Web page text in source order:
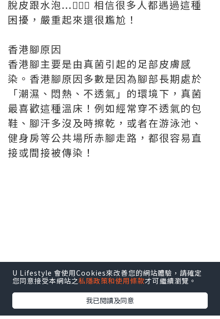
脫皮跟水泡...🤦🏻‍♀️ 相信很多人都遇過這種
困擾，嚴重起來還很尷尬！
香港腳原因
香港腳主要是由真菌引起的足部皮膚感
染。香港腳原因多數是因為腳部長期處於
「潮濕、悶熱、不透氣」的環境下，真菌
最喜歡這種溫床！例如經常穿不透氣的包
鞋、腳汗多沒及時擦乾，或者在游泳池、
健身房等公共場所赤腳走路，都很容易直
接或間接被傳染！
U Lifestyle 會使用Cookies來改善您的網站體驗，請確定
您同意接受本網站之私隱政策和使用條款才可繼續瀏覽。
我已閱讀及同意